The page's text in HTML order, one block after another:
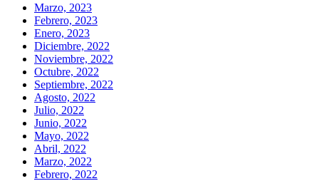
Marzo, 2023
Febrero, 2023
Enero, 2023
Diciembre, 2022
Noviembre, 2022
Octubre, 2022
Septiembre, 2022
Agosto, 2022
Julio, 2022
Junio, 2022
Mayo, 2022
Abril, 2022
Marzo, 2022
Febrero, 2022